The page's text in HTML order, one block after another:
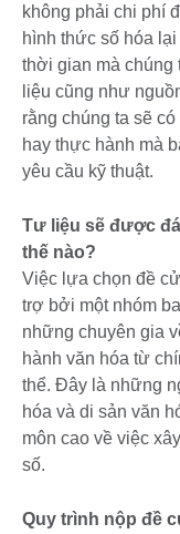
không phải chi phí
hình thức số hóa
thời gian mà chúng
liệu cũng như
rằng chúng ta sẽ
hay thực hành mà
yêu cầu kỹ thuật.
Tư liệu sẽ được
thế nào?
Việc lựa chọn đề
trợ bởi một nhóm
những chuyên gia
hành văn hóa từ
thể. Đây là những
hóa và di sản văn
môn cao về việc
số.
Quy trình nộp đề